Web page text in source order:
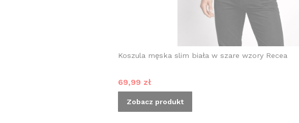
Koszula męska slim biała w szare wzory Recea
Cena promocyjna
69,99 zł
Zobacz produkt